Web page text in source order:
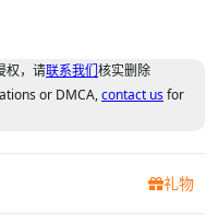
权，请联系我们核实删除
or DMCA,contact usfor
礼物